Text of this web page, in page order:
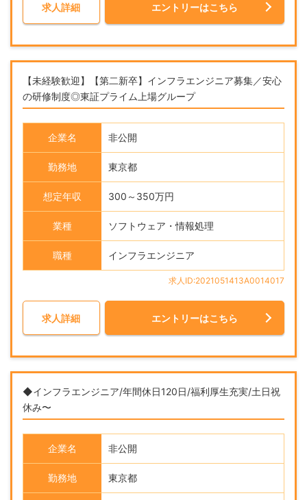
求人詳細 エントリーはこちら
【未経験歓迎】【第二新卒】インフラエンジニア募集／安心
の研修制度◎東証プライム上場グループ
企業名 非公開
勤務地 東京都
想定年収 300～350万円
業種 ソフトウェア・情報処理
職種 インフラエンジニア
求人ID:2021051413A0014017
求人詳細 エントリーはこちら
◆インフラエンジニア/年間休日120日/福利厚生充実/土日祝
休み〜
企業名 非公開
勤務地 東京都